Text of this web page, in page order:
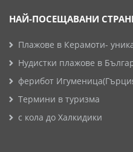
НАЙ-ПОСЕЩАВАНИ
Плажове в Керамоти-
Нудистки плажове в
ферибот
Термини в туризма
с кола до Халкидики